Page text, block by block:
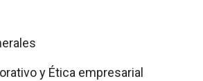
y Ética empresarial